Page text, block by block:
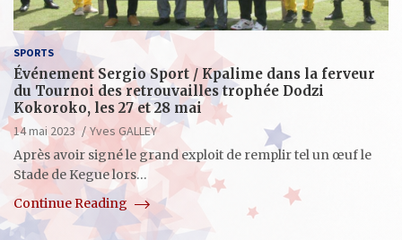
SPORTS
Événement Sergio Sport / Kpalime dans la ferveur
du Tournoi des retrouvailles trophée Dodzi
Kokoroko, les 27 et 28 mai
14 mai 2023
Yves GALLEY
Après avoir signé le grand exploit de remplir tel un œuf le
Stade de Kegue lors…
Continue Reading